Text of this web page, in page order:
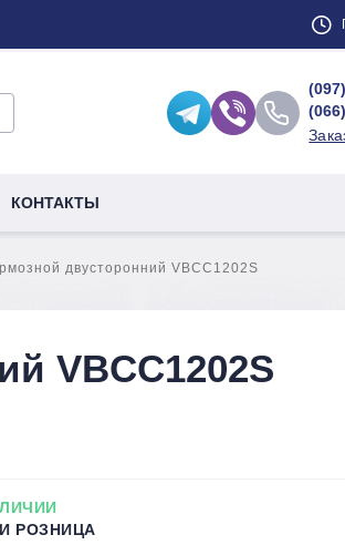
КОНТАКТЫ
двусторонний VBCС1202S
VBCС1202S
РОЗНИЦА